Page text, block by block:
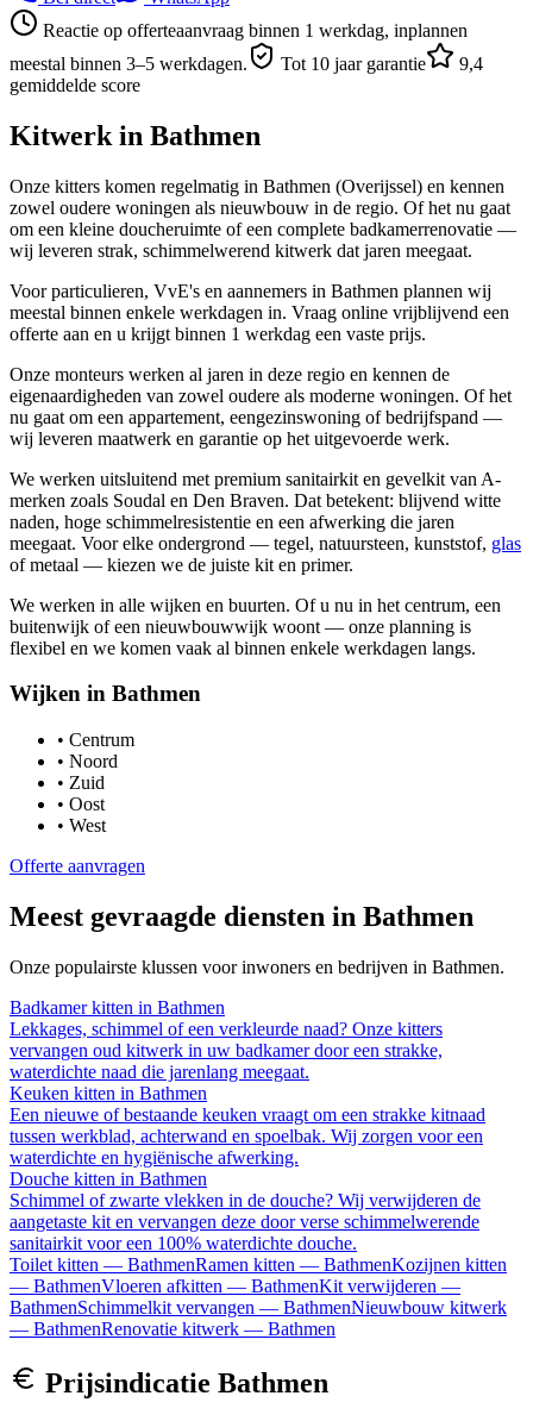
Reactie op offerteaanvraag binnen 1 werkdag, inplannen
meestal binnen 3–5 werkdagen.
Tot 10 jaar garantie
9,4
gemiddelde score
Kitwerk in Bathmen
Onze kitters komen regelmatig in Bathmen (Overijssel) en kennen
zowel oudere woningen als nieuwbouw in de regio. Of het nu gaat
om een kleine doucheruimte of een complete badkamerrenovatie —
wij leveren strak, schimmelwerend kitwerk dat jaren meegaat.
Voor particulieren, VvE's en aannemers in Bathmen plannen wij
meestal binnen enkele werkdagen in. Vraag online vrijblijvend een
offerte aan en u krijgt binnen 1 werkdag een vaste prijs.
Onze monteurs werken al jaren in deze regio en kennen de
eigenaardigheden van zowel oudere als moderne woningen. Of het
nu gaat om een appartement, eengezinswoning of bedrijfspand —
wij leveren maatwerk en garantie op het uitgevoerde werk.
We werken uitsluitend met premium sanitairkit en gevelkit van A-
merken zoals Soudal en Den Braven. Dat betekent: blijvend witte
naden, hoge schimmelresistentie en een afwerking die jaren
meegaat. Voor elke ondergrond — tegel, natuursteen, kunststof, glas
of metaal — kiezen we de juiste kit en primer.
We werken in alle wijken en buurten. Of u nu in het centrum, een
buitenwijk of een nieuwbouwwijk woont — onze planning is
flexibel en we komen vaak al binnen enkele werkdagen langs.
Wijken in Bathmen
• Centrum
• Noord
• Zuid
• Oost
• West
Offerte aanvragen
Meest gevraagde diensten in Bathmen
Onze populairste klussen voor inwoners en bedrijven in Bathmen.
Badkamer kitten in Bathmen
Lekkages, schimmel of een verkleurde naad? Onze kitters
vervangen oud kitwerk in uw badkamer door een strakke,
waterdichte naad die jarenlang meegaat.
Keuken kitten in Bathmen
Een nieuwe of bestaande keuken vraagt om een strakke kitnaad
tussen werkblad, achterwand en spoelbak. Wij zorgen voor een
waterdichte en hygiënische afwerking.
Douche kitten in Bathmen
Schimmel of zwarte vlekken in de douche? Wij verwijderen de
aangetaste kit en vervangen deze door verse schimmelwerende
sanitairkit voor een 100% waterdichte douche.
Toilet kitten — BathmenRamen kitten — BathmenKozijnen kitten
— BathmenVloeren afkitten — BathmenKit verwijderen —
BathmenSchimmelkit vervangen — BathmenNieuwbouw kitwerk
— BathmenRenovatie kitwerk — Bathmen
Prijsindicatie Bathmen